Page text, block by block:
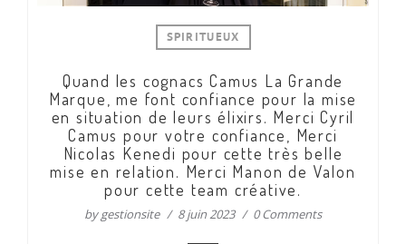
SPIRITUEUX
Quand les cognacs Camus La Grande
Marque, me font confiance pour la mise
en situation de leurs élixirs. Merci Cyril
Camus pour votre confiance, Merci
Nicolas Kenedi pour cette très belle
mise en relation. Merci Manon de Valon
pour cette team créative.
bygestionsite 8 juin 2023 0 Comments